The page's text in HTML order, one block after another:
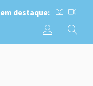
em destaque: